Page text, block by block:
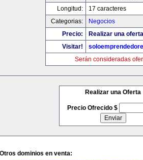
Longitud:
17 caracteres
Categorias:
Negocios
Precio:
Realizar una
Visitar!
Serán consideradas
Realizar una Oferta
Precio Ofrecido $
Otros dominios en venta: